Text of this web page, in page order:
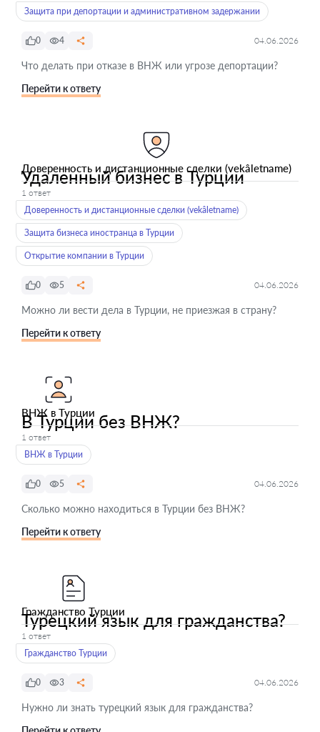
Защита при депортации и административном задержании
0 4 04.06.2026
Что делать при отказе в ВНЖ или угрозе депортации?
Перейти к ответу
Доверенность и дистанционные сделки (vekâletname)
Удаленный бизнес в Турции
1 ответ
Доверенность и дистанционные сделки (vekâletname)
Защита бизнеса иностранца в Турции
Открытие компании в Турции
0 5 04.06.2026
Можно ли вести дела в Турции, не приезжая в страну?
Перейти к ответу
ВНЖ в Турции
В Турции без ВНЖ?
1 ответ
ВНЖ в Турции
0 5 04.06.2026
Сколько можно находиться в Турции без ВНЖ?
Перейти к ответу
Гражданство Турции
Турецкий язык для гражданства?
1 ответ
Гражданство Турции
0 3 04.06.2026
Нужно ли знать турецкий язык для гражданства?